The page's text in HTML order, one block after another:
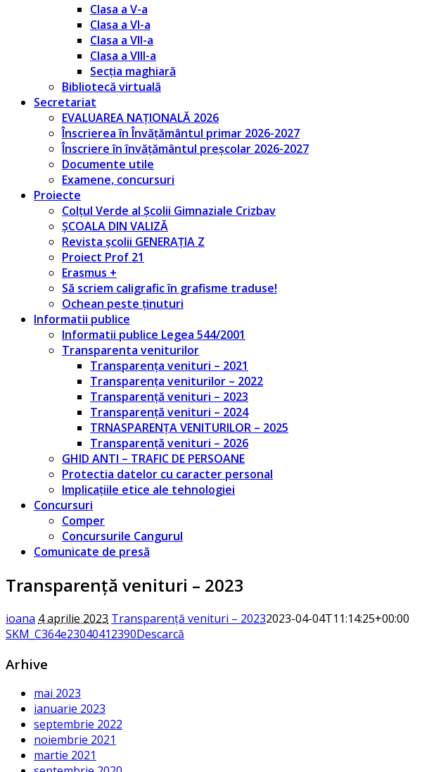
Clasa a V-a
Clasa a VI-a
Clasa a VII-a
Clasa a VIII-a
Secția maghiară
Bibliotecă virtuală
Secretariat
EVALUAREA NAȚIONALĂ 2026
Înscrierea în Învățământul primar 2026-2027
Înscriere în învățământul preșcolar 2026-2027
Documente utile
Examene, concursuri
Proiecte
Colțul Verde al Școlii Gimnaziale Crizbav
ȘCOALA DIN VALIZĂ
Revista școlii GENERAȚIA Z
Proiect Prof 21
Erasmus +
Să scriem caligrafic în grafisme traduse!
Ochean peste ținuturi
Informatii publice
Informatii publice Legea 544/2001
Transparenta veniturilor
Transparența venituri – 2021
Transparența veniturilor – 2022
Transparență venituri – 2023
Transparență venituri – 2024
TRNASPARENȚA VENITURILOR – 2025
Transparență venituri – 2026
GHID ANTI – TRAFIC DE PERSOANE
Protectia datelor cu caracter personal
Implicațiile etice ale tehnologiei
Concursuri
Comper
Concursurile Cangurul
Comunicate de presă
Transparență venituri – 2023
ioana 4 aprilie 2023 Transparență venituri – 20232023-04-04T11:14:25+00:00
SKM_C364e23040412390Descarcă
Arhive
mai 2023
ianuarie 2023
septembrie 2022
noiembrie 2021
martie 2021